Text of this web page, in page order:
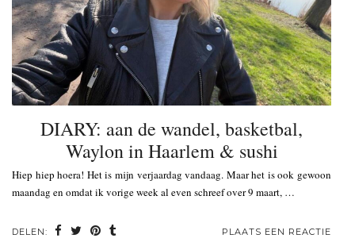
DIARY: aan de wandel, basketbal,
Waylon in Haarlem & sushi
Hiep hiep hoera! Het is mijn verjaardag vandaag. Maar het is ook gewoon
maandag en omdat ik vorige week al even schreef over 9 maart, …
DELEN: PLAATS EEN REACTIE